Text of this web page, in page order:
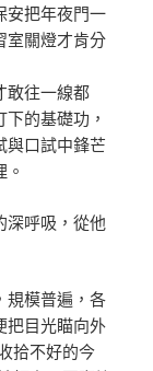
安把年夜門一
室關燈才肯分
往一線都
的基礎功，
與口試中鋒芒
呼吸，從他
模普遍，各
把目光瞄向外
拾不好的今